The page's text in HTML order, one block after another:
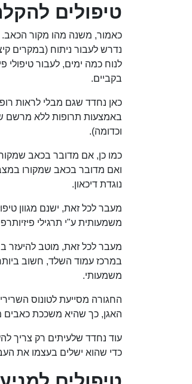
טיפולים
כאמור, משנה מהו מקור הכאב.
נדרש לעבור ניתוח (במקרים
לנוח כמה ימים, לעבור טיפולי
בקביים.
כאן נחדד שגם מבלי לראות
באמצעות תרופות ללא מרשם
וכדומה).
כמו כן, אם מדובר בכאב שמקורו
ואם מדובר בכאב שמקורו
נוגדת דיכאון.
מעבר לכל זאת, ישנם מגוון
משמעותית ע"י תרגילי
מעבר לכל זאת, מוטב להיעזר
במרכז עמוד השלד, חשוב
משמעותי.
החגורה מסייעת לטונוס
האגן, כך שהיא משככת כאבים
עוד נחדד שלעיתים רק צריך
כדי שהוא ישלים בעצמו את